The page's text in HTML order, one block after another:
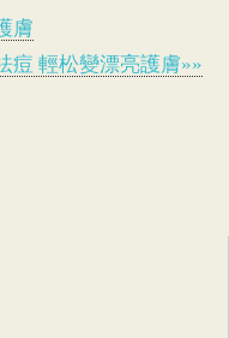
膚
痘 輕松變漂亮護膚»»